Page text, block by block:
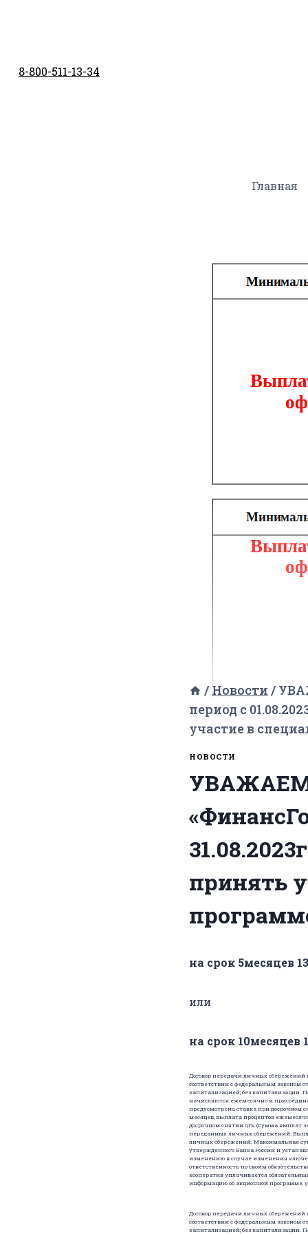
8-800-511-13-34
Главная
/ Новости /
период с
участие в
НОВОСТИ
принять
на срок 5месяцев
или
на срок 10месяцев
Договор передачи личных сбережений
соответствии с Федеральным законом
капитализацией; без капитализации.
начисляются ежемесячно и
предусмотрено, ставка при досрочном
месяцев, выплата процентов
досрочном снятии 0,1%. (Сумма выплат
переданных личных сбережений.
личных сбережений. Максимальная
утвержденного Банка России и
изменению в случае изменения
ответственность по своим
кооператив уплачивается
информацию об акционной программе,
Договор передачи личных сбережений
соответствии с Федеральным законом
капитализацией; без капитализации.